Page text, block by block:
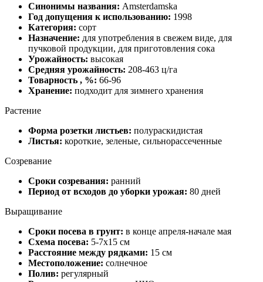
Синонимы названия: Amsterdamska
Год допущения к использованию: 1998
Категория: сорт
Назначение: для употребления в свежем виде, для
пучковой продукции, для приготовления сока
Урожайность: высокая
Средняя урожайность: 208-463 ц/га
Товарность , %: 66-96
Хранение: подходит для зимнего хранения
Растение
Форма розетки листьев: полураскидистая
Листья: короткие, зеленые, сильнорассеченные
Созревание
Сроки созревания: ранний
Период от всходов до уборки урожая: 80 дней
Выращивание
Сроки посева в грунт: в конце апреля-начале мая
Схема посева: 5-7х15 см
Расстояние между рядками: 15 см
Местоположение: солнечное
Полив: регулярный